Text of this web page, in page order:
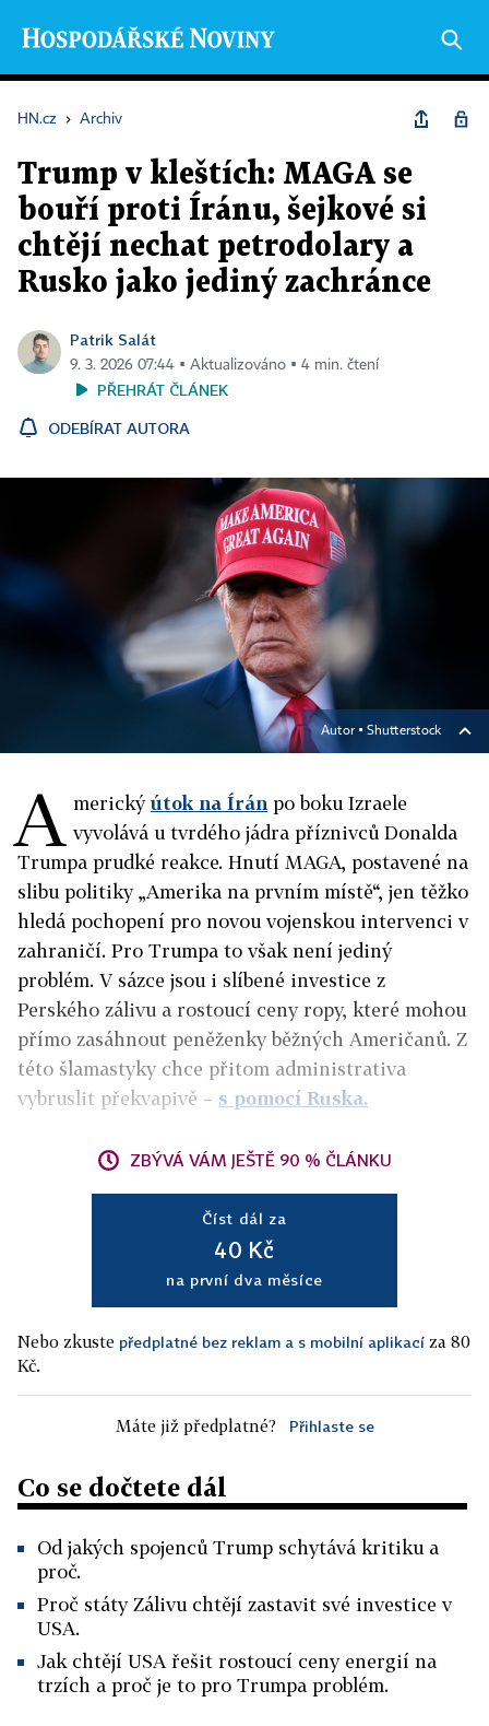
HN.cz › Archiv
Trump v kleštích: MAGA se
bouří proti Íránu, šejkové si
chtějí nechat petrodolary a
Rusko jako jediný zachránce
Patrik Salát
9. 3. 2026 07:44 ▪ Aktualizováno ▪ 4 min. čtení
PŘEHRÁT ČLÁNEK
ODEBÍRAT AUTORA
Autor ▪ Shutterstock
A merickýútok na Írán po boku Izraele
vyvolává u tvrdého jádra příznivců Donalda
Trumpa prudké reakce. Hnutí MAGA, postavené na
slibu politiky „Amerika na prvním místě“, jen těžko
hledá pochopení pro novou vojenskou intervenci v
zahraničí. Pro Trumpa to však není jediný
problém. V sázce jsou i slíbené investice z
Perského zálivu a rostoucí ceny ropy, které mohou
přímo zasáhnout peněženky běžných Američanů. Z
této šlamastyky chce přitom administrativa
vybruslit překvapivě – s pomocí Ruska.
ZBÝVÁ VÁM JEŠTĚ 90 % ČLÁNKU
Číst dál za
40 Kč
na první dva měsíce
Nebo zkuste předplatné bez reklam a s mobilní aplikací za 80
Kč.
Máte již předplatné? Přihlaste se
Co se dočtete dál
Od jakých spojenců Trump schytává kritiku a
proč.
Proč státy Zálivu chtějí zastavit své investice v
USA.
Jak chtějí USA řešit rostoucí ceny energií na
trzích a proč je to pro Trumpa problém.